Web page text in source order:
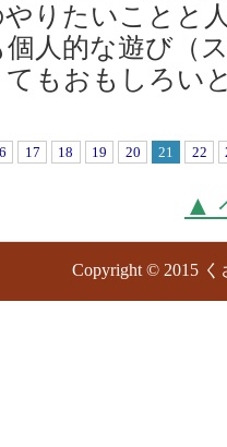
りたいことと
人的な遊び（
もおもしろい
17 18 19 20 21 22
▲
Copyright © 2015 く